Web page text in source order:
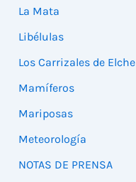
La Mata
Libélulas
Los Carrizales de Elche
Mamíferos
Mariposas
Meteorología
NOTAS DE PRENSA